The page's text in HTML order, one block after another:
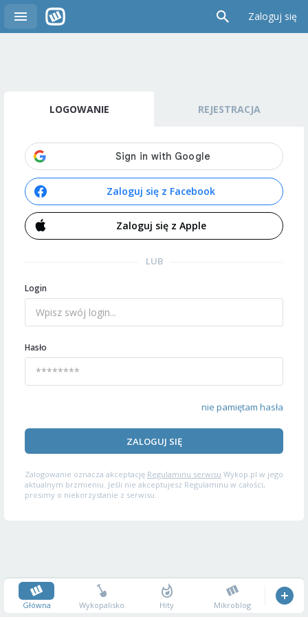
Zaloguj się
LOGOWANIE REJESTRACJA
Zaloguj się z Facebook
Zaloguj się z Apple
LUB
Login
Hasło
nie pamiętam hasła
ZALOGUJ SIĘ
Zalogowanie oznacza akceptację Regulaminu serwisu Wykop.pl w jego
aktualnym brzmieniu. Jeśli nie akceptujesz Regulaminu w całości,
prosimy o niekorzystanie z serwisu.
Główna Wykopalisko Hity Mikroblog